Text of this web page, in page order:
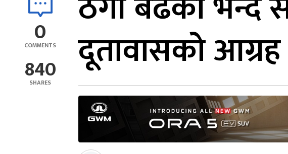
0
COMMENTS
840
SHARES
दूतावासको आग्रह